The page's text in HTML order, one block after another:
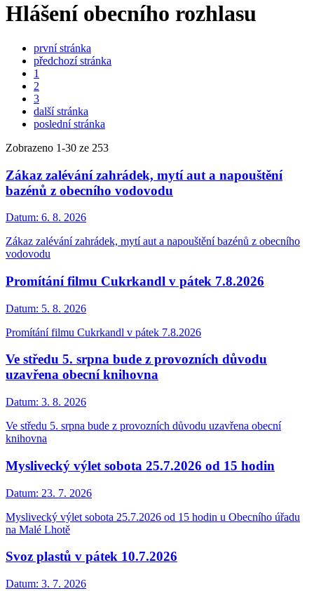
Hlášení obecního rozhlasu
první stránka
předchozí stránka
1
2
3
další stránka
poslední stránka
Zobrazeno 1-30 ze 253
Zákaz zalévání zahrádek, mytí aut a napouštění
bazénů z obecního vodovodu
Datum: 6. 8. 2026
Zákaz zalévání zahrádek, mytí aut a napouštění bazénů z obecního
vodovodu
Promítání filmu Cukrkandl v pátek 7.8.2026
Datum: 5. 8. 2026
Promítání filmu Cukrkandl v pátek 7.8.2026
Ve středu 5. srpna bude z provozních důvodu
uzavřena obecní knihovna
Datum: 3. 8. 2026
Ve středu 5. srpna bude z provozních důvodu uzavřena obecní
knihovna
Myslivecký výlet sobota 25.7.2026 od 15 hodin
Datum: 23. 7. 2026
Myslivecký výlet sobota 25.7.2026 od 15 hodin u Obecního úřadu
na Malé Lhotě
Svoz plastů v pátek 10.7.2026
Datum: 3. 7. 2026